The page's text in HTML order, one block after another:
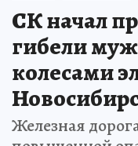
СК начал
гибели
колесами
Железная